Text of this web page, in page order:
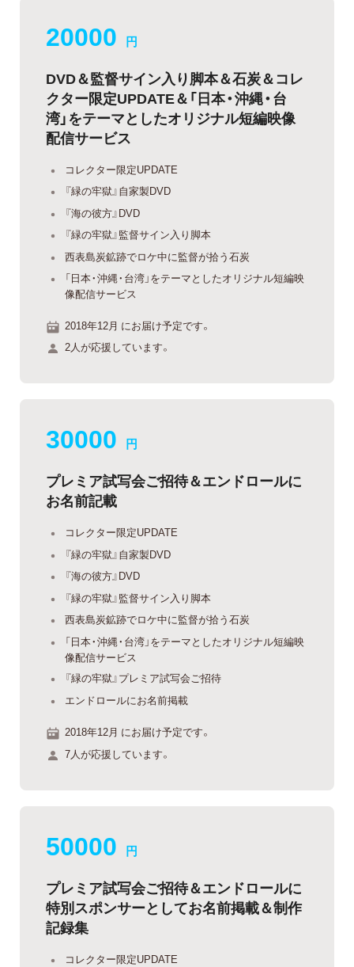
20000 円
DVD＆監督サイン入り脚本＆石炭＆コレ
クター限定UPDATE＆「日本・沖縄・台
湾」をテーマとしたオリジナル短編映像
配信サービス
コレクター限定UPDATE
『緑の牢獄』自家製DVD
『海の彼方』DVD
『緑の牢獄』監督サイン入り脚本
西表島炭鉱跡でロケ中に監督が拾う石炭
「日本・沖縄・台湾」をテーマとしたオリジナル短編映
像配信サービス
2018年12月 にお届け予定です。
2人が応援しています。
30000 円
プレミア試写会ご招待＆エンドロールに
お名前記載
コレクター限定UPDATE
『緑の牢獄』自家製DVD
『海の彼方』DVD
『緑の牢獄』監督サイン入り脚本
西表島炭鉱跡でロケ中に監督が拾う石炭
「日本・沖縄・台湾」をテーマとしたオリジナル短編映
像配信サービス
『緑の牢獄』プレミア試写会ご招待
エンドロールにお名前掲載
2018年12月 にお届け予定です。
7人が応援しています。
50000 円
プレミア試写会ご招待＆エンドロールに
特別スポンサーとしてお名前掲載＆制作
記録集
コレクター限定UPDATE